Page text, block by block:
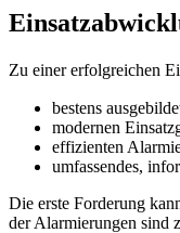
Zu einer erfolgreichen
bestens
modernen
effizienten
umfassendes,
Die erste Forderung
der Alarmierungen sind